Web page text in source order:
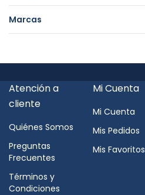
Marcas
Atención a
cliente
Quiénes Somos
Preguntas
Frecuentes
Términos y
Condiciones
Mi Cuenta
Mi Cuenta
Mis Pedidos
Mis Favoritos